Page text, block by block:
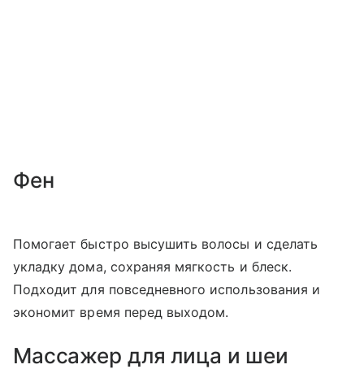
Фен
Помогает быстро высушить волосы и сделать
укладку дома, сохраняя мягкость и блеск.
Подходит для повседневного использования и
экономит время перед выходом.
Массажер для лица и шеи